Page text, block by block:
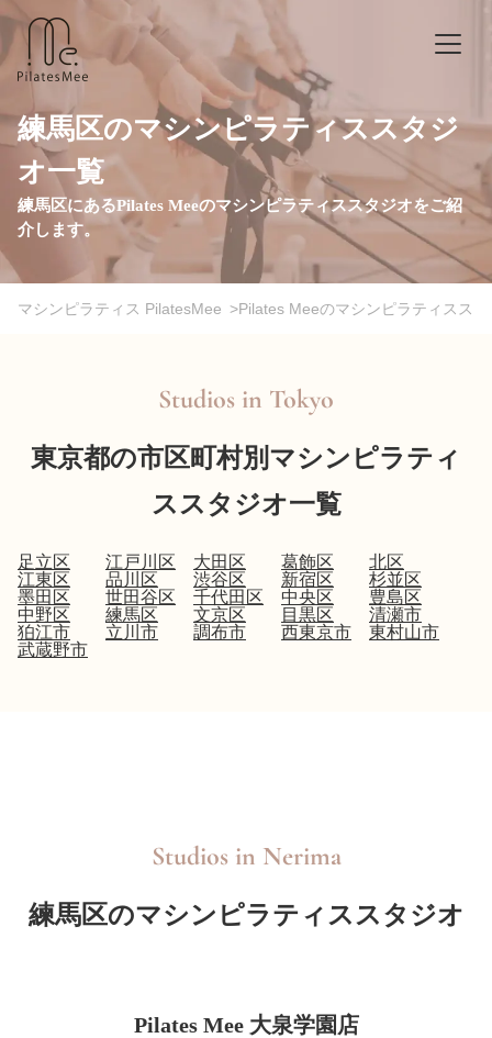
練馬区のマシンピラティススタジ
オ一覧
練馬区にあるPilates Meeのマシンピラティススタジオをご紹
介します。
マシンピラティス PilatesMee >Pilates Meeのマシンピラティスス
Studios in Tokyo
東京都の市区町村別マシンピラティ
ススタジオ一覧
足立区 江戸川区 大田区 葛飾区
北区
江東区
品川区 渋谷区 新宿区
杉並区
墨田区
世田谷区 千代田区 中央区
豊島区
中野区
練馬区 文京区 目黒区
清瀬市
狛江市
立川市 調布市 西東京市
東村山市
武蔵野市
Studios in Nerima
練馬区のマシンピラティススタジオ
Pilates Mee 大泉学園店